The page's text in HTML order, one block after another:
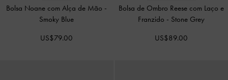
Laços e Franzidos - Stone Grey
US$79.00
US$109.00